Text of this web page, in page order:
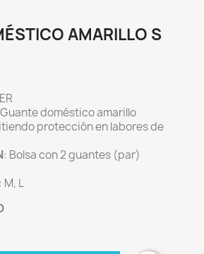
AMARILLO S
Guante doméstico amarillo
protección en labores de
: Bolsa con 2 guantes (par)
: M, L